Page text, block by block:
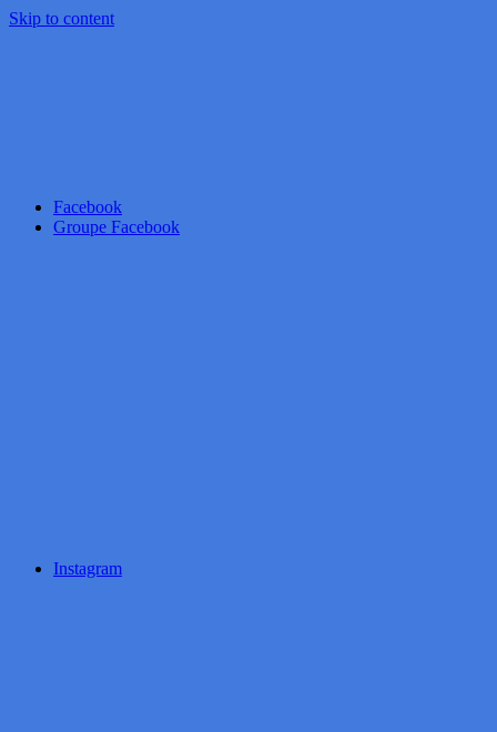
Skip to content
Facebook
Groupe Facebook
Instagram